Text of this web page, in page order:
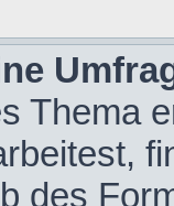
Thema
des